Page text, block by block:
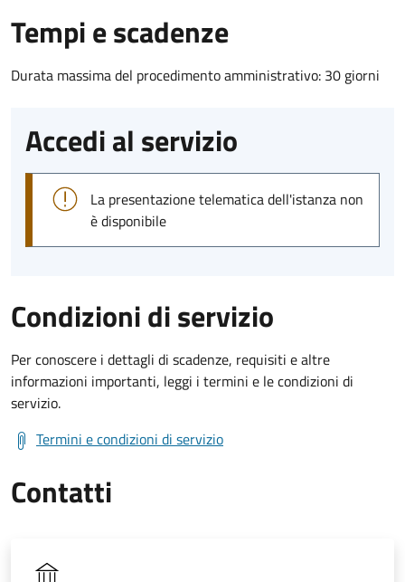
Tempi e scadenze
Durata massima del procedimento amministrativo: 30 giorni
Accedi al servizio
La presentazione telematica dell'istanza non
è disponibile
Condizioni di servizio
Per conoscere i dettagli di scadenze, requisiti e altre
informazioni importanti, leggi i termini e le condizioni di
servizio.
Termini e condizioni di servizio
Contatti